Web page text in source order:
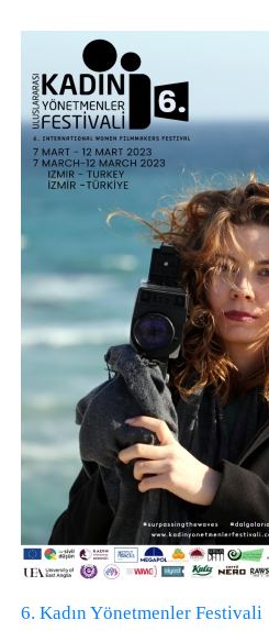
6. Kadın Yönetmenler Festivali